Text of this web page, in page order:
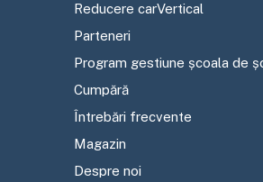
Reducere carVertical
Parteneri
Program gestiune școala de
Cumpără
Întrebări frecvente
Magazin
Despre noi